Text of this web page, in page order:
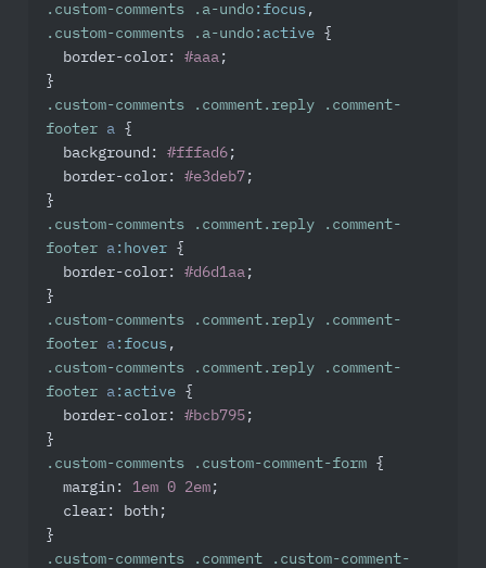
.custom-comments
.a-undo :focus
.custom-comments
.a-undo :active {
border-color : #aaa ;
.custom-comments
.comment .reply
.comment-
footer
a {
background : #fffad6 ;
border-color : #e3deb7 ;
.custom-comments
.comment .reply
.comment-
footer
a :hover {
border-color : #d6d1aa ;
.custom-comments
.comment .reply
.comment-
footer
a :focus
.custom-comments
.comment .reply
.comment-
footer
a :active {
border-color : #bcb795 ;
.custom-comments
.custom-comment-form {
margin : 1em 0 2em ;
clear : both;
.custom-comments
.comment
.custom-comment-